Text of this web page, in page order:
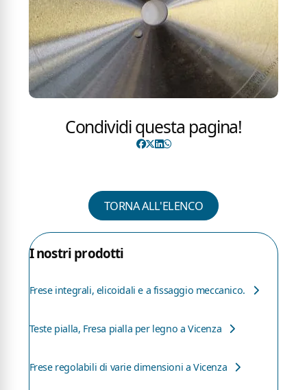
Condividi questa pagina!
TORNA ALL'ELENCO
I nostri prodotti
Frese integrali, elicoidali e a fissaggio meccanico.
Teste pialla, Fresa pialla per legno a Vicenza
Frese regolabili di varie dimensioni a Vicenza